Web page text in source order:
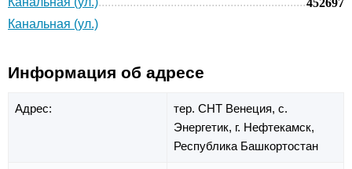
Канальная (ул.)
Информация об адресе
Адрес: тер. СНТ Венеция, с.
Энергетик, г. Нефтекамск,
Республика Башкортостан